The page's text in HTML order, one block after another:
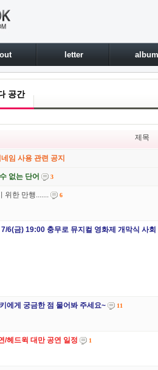
letter album
공간
제목
임 사용 관련 공지
없는 단어 3
위한 만행....... 6
7/6(금) 19:00 충무로 뮤지컬 영화제 개막식 사회
에게 궁금한 점 물어봐 주세요~ 11
/헤드윅 대만 공연 일정 1